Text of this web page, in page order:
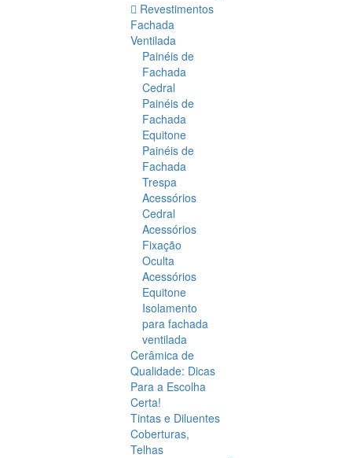
Revestimentos
Fachada
Ventilada
Painéis de
Fachada
Cedral
Painéis de
Fachada
Equitone
Painéis de
Fachada
Trespa
Acessórios
Cedral
Acessórios
Fixação
Oculta
Acessórios
Equitone
Isolamento
para fachada
ventilada
Cerâmica de
Qualidade: Dicas
Para a Escolha
Certa!
Tintas e Diluentes
Coberturas,
Telhas